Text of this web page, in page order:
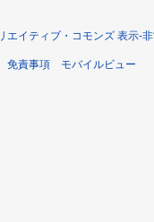
エイティブ・コモンズ 表示-
免責事項 モバイルビュー